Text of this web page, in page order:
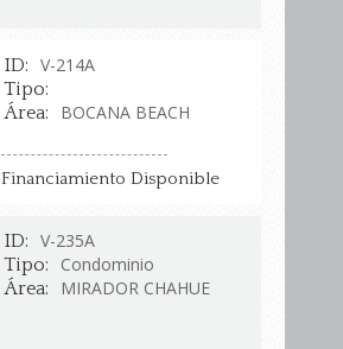
ID: V-214A
Tipo:
Área:
BOCANA BEACH
Financiamiento Disponible
ID: V-235A
Tipo: Condominio
Área: MIRADOR CHAHUE